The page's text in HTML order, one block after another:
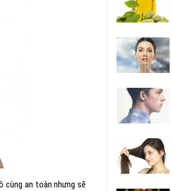
cùng an toàn nhưng sẽ